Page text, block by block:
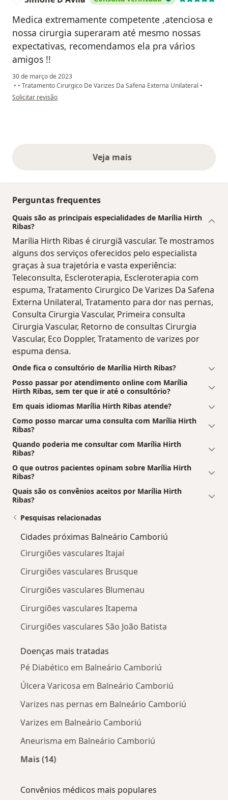
Medica extremamente competente ,atenciosa e
nossa cirurgia superaram até mesmo nossas
expectativas, recomendamos ela pra vários
amigos !!
30 de março de 2023
• • Tratamento Cirurgico De Varizes Da Safena Externa Unilateral •
na opinião do utilizador Simone D Avila
Solicitar revisão
Veja maisopiniões acima
Perguntas frequentes
Quais são as principais especialidades de Marília Hirth
Ribas?
Marília Hirth Ribas é cirurgiã vascular. Te mostramos
alguns dos serviços oferecidos pelo especialista
graças à sua trajetória e vasta experiência:
Teleconsulta, Escleroterapia, Escleroterapia com
espuma, Tratamento Cirurgico De Varizes Da Safena
Externa Unilateral, Tratamento para dor nas pernas,
Consulta Cirurgia Vascular, Primeira consulta
Cirurgia Vascular, Retorno de consultas Cirurgia
Vascular, Eco Doppler, Tratamento de varizes por
espuma densa.
Onde fica o consultório de Marília Hirth Ribas?
Posso passar por atendimento online com Marília
Hirth Ribas, sem ter que ir até o consultório?
Em quais idiomas Marília Hirth Ribas atende?
Como posso marcar uma consulta com Marília Hirth
Ribas?
Quando poderia me consultar com Marília Hirth
Ribas?
O que outros pacientes opinam sobre Marília Hirth
Ribas?
Quais são os convênios aceitos por Marília Hirth
Ribas?
Pesquisas relacionadas
Cidades próximas Balneário Camboriú
Cirurgiões vasculares Itajaí
Cirurgiões vasculares Brusque
Cirurgiões vasculares Blumenau
Cirurgiões vasculares Itapema
Cirurgiões vasculares São João Batista
Doenças mais tratadas
Pé Diabético em Balneário Camboriú
Úlcera Varicosa em Balneário Camboriú
Varizes nas pernas em Balneário Camboriú
Varizes em Balneário Camboriú
Aneurisma em Balneário Camboriú
Mais (14)
Convênios médicos mais populares